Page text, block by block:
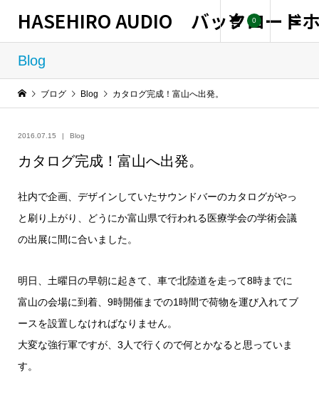
HASEHIRO AUDIO バックロード
0
Blog
ブログ Blog カタログ完成！富山へ出発。
2016.07.15 Blog
カタログ完成！富山へ出発。
社内で企画、デザインしていたサウンドバーのカタログがやっ
と刷り上がり、どうにか富山県で行われる医療学会の学術会議
の出展に間に合いました。
明日、土曜日の早朝に起きて、車で北陸道を走って8時までに
富山の会場に到着、9時開催までの1時間で荷物を運び入れてブ
ースを設置しなければなりません。
大変な強行軍ですが、3人で行くので何とかなると思っていま
す。